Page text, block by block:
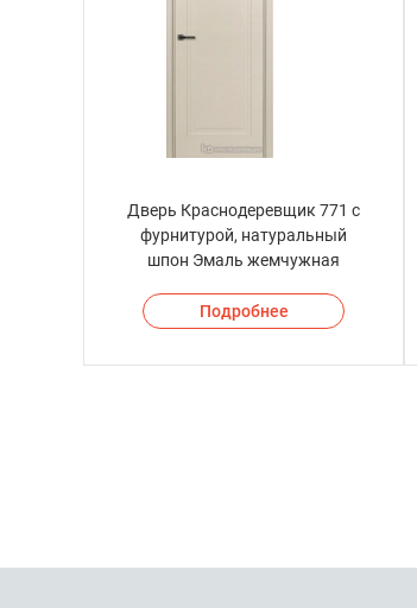
Дверь Краснодеревщик 771 с
фурнитурой, натуральный
шпон Эмаль жемчужная
Подробнее